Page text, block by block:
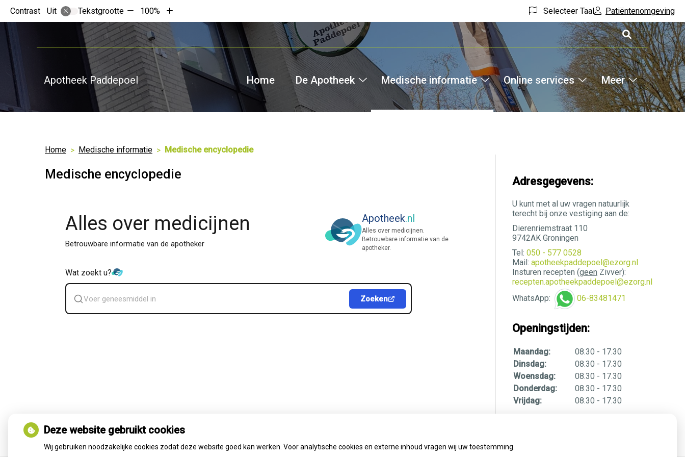
Contrast Uit Tekstgrootte Tekst
verkleinen
met
10%
100%
Tekst
vergroten
10%
Selecteer Taal Patiëntenomgeving
Home De Apotheek
Apotheek
Medische informatie
Medische
informatie
Online services
Online
services
Meer
Meer
submenu
Apotheek Paddepoel
Home Medische informatie Medische encyclopedie
Medische encyclopedie
Alles over medicijnen
Betrouwbare informatie van de apotheker
Apotheek.nl
Alles over medicijnen.
Betrouwbare informatie van de
apotheker.
Wat zoekt u?
Zoek
geneesmiddel
Zoeken
Adresgegevens:
U kunt met al uw vragen natuurlijk
terecht bij onze vestiging aan de:
Dierenriemstraat 110
9742AK Groningen
Tel: 050 - 577 0528
Mail: apotheekpaddepoel@ezorg.nl
Insturen recepten (geen Zivver):
recepten.apotheekpaddepoel@ezorg.nl
WhatsApp:
06-83481471
Openingstijden:
Maandag:
08.30 - 17.30
Dinsdag:
08.30 - 17.30
Woensdag:
08.30 - 17.30
Donderdag:
08.30 - 17.30
Vrijdag:
08.30 - 17.30
Deze website gebruikt cookies
Wij gebruiken noodzakelijke cookies zodat deze website goed kan werken. Voor analytische cookies en externe inhoud vragen wij uw toestemming.